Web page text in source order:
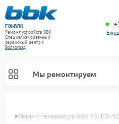
FIX-BBK
Ремонт устройств BBK
Специализированный
cервисный центр г.
Волгоград
Мы ремонтируем
Ремонт телевизора BBK 65LED-